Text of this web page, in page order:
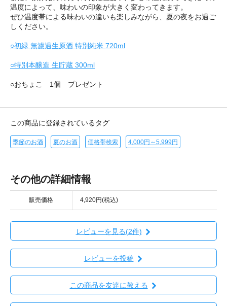
温度によって、味わいの印象が大きく変わってきます。
ぜひ温度帯による味わいの違いも楽しみながら、夏の夜をお過ご
しください。
○初緑 無濾過生原酒 特別純米 720ml
○特別本醸造 生貯蔵 300ml
○おちょこ 1個 プレゼント
この商品に登録されているタグ
季節のお酒 夏のお酒 価格帯検索 4,000円～5,999円
その他の詳細情報
販売価格 4,920円(税込)
レビューを見る(2件)
レビューを投稿
この商品を友達に教える